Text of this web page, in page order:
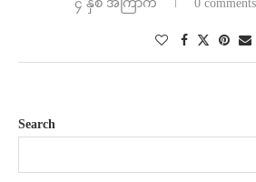
၄ နှစ် အကြာက 0 comments
Search